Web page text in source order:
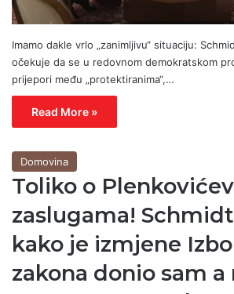
Imamo dakle vrlo „zanimljivu“ situaciju:
očekuje da se u redovnom demokratskom
prijepori među „protektiranima“,…
Read More »
Domovina
Toliko o
zaslugama!
kako je izmjene
zakona donio sam a